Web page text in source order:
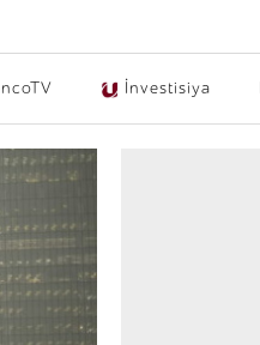
İnvestisiya